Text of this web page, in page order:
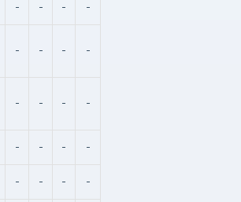
- - - -
- - - -
- - - -
- - - -
- - - -